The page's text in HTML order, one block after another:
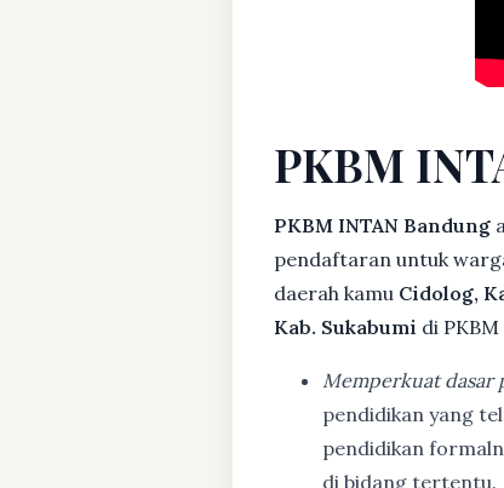
PKBM
PKBM INTAN Bandung
pendaftaran untuk
daerah kamu Cidolog,
Kab. Sukabumi di
Memperkuat dasar
pendidikan yang
pendidikan
di bidang tertentu.